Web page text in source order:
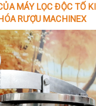
MÁY LỌC ĐỘC TỐ
RƯỢU MACHINEX